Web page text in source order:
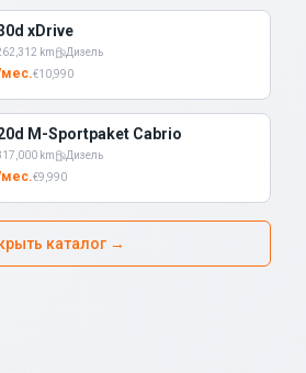
xDrive
km Дизель
мес.€10,990
M-Sportpaket Cabrio
km Дизель
мес.€9,990
каталог →